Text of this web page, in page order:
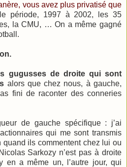
vous avez plus privatisé que
période, 1997 à 2002, les 35
la CMU, … On a même gagné
gugusses de droite qui sont
alors que chez nous, à gauche,
fini de raconter des conneries
de gauche spécifique : j’ai
qui me sont transmis
quand ils commentent chez lui ou
Sarkozy n’est pas à droite
en a même un, l’autre jour, qui